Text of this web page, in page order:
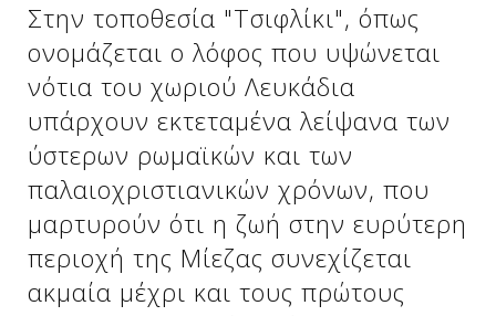
Στην τοποθεσία "Τσιφλίκι", όπως
ονομάζεται ο λόφος που υψώνεται
νότια του χωριού Λευκάδια
υπάρχουν εκτεταμένα λείψανα των
ύστερων ρωμαϊκών και των
παλαιοχριστιανικών χρόνων, που
μαρτυρούν ότι η ζωή στην ευρύτερη
περιοχή της Μίεζας συνεχίζεται
ακμαία μέχρι και τους πρώτους